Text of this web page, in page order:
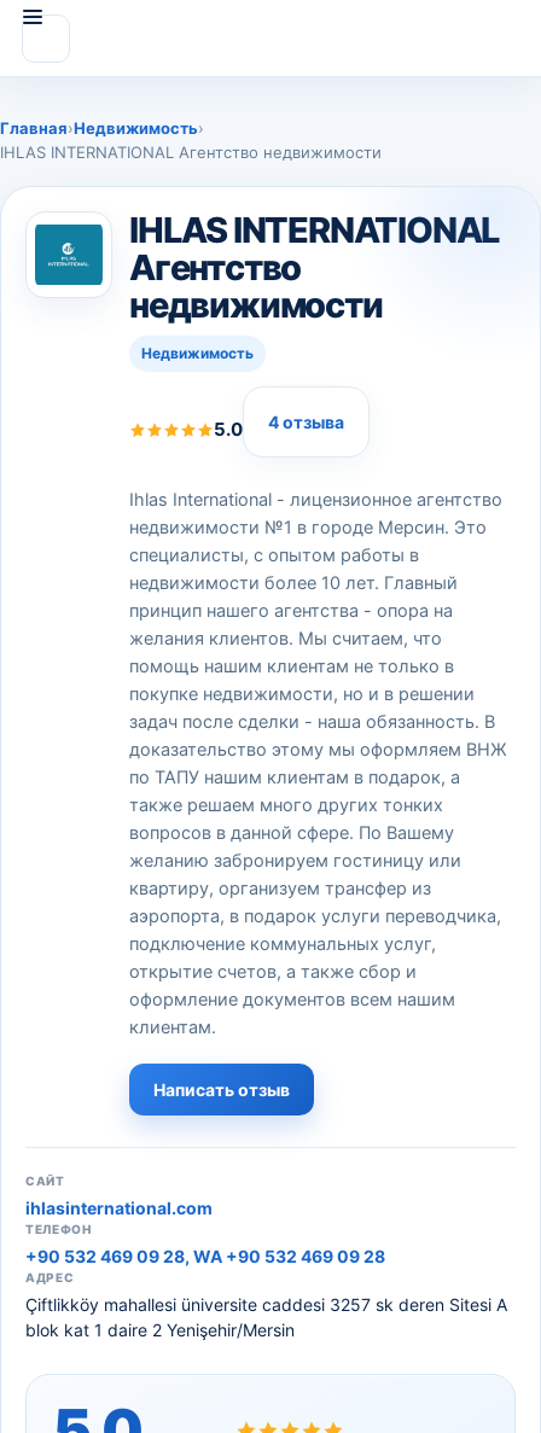
Главная›Недвижимость›
IHLAS INTERNATIONAL Агентство недвижимости
IHLAS INTERNATIONAL
Агентство
недвижимости
Недвижимость
5.0 4 отзыва
Ihlas International - лицензионное агентство
недвижимости №1 в городе Мерсин. Это
специалисты, с опытом работы в
недвижимости более 10 лет. Главный
принцип нашего агентства - опора на
желания клиентов. Мы считаем, что
помощь нашим клиентам не только в
покупке недвижимости, но и в решении
задач после сделки - наша обязанность. В
доказательство этому мы оформляем ВНЖ
по ТАПУ нашим клиентам в подарок, а
также решаем много других тонких
вопросов в данной сфере. По Вашему
желанию забронируем гостиницу или
квартиру, организуем трансфер из
аэропорта, в подарок услуги переводчика,
подключение коммунальных услуг,
открытие счетов, а также сбор и
оформление документов всем нашим
клиентам.
Написать отзыв
САЙТ
ihlasinternational.com
ТЕЛЕФОН
+90 532 469 09 28, WA +90 532 469 09 28
АДРЕС
Çiftlikköy mahallesi üniversite caddesi 3257 sk deren Sitesi A
blok kat 1 daire 2 Yenişehir/Mersin